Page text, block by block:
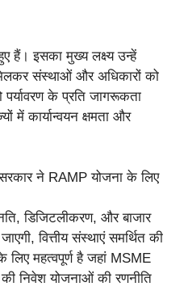
हैं। इसका मुख्य लक्ष्य उन्हें
संस्थाओं और अधिकारों को
के प्रति जागरूकता
में कार्यान्वयन क्षमता और
डिजिटलीकरण, और बाजार
वित्तीय संस्थाएं समर्थित की
लिए महत्वपूर्ण है जहां MSME
निवेश योजनाओं की रणनीति